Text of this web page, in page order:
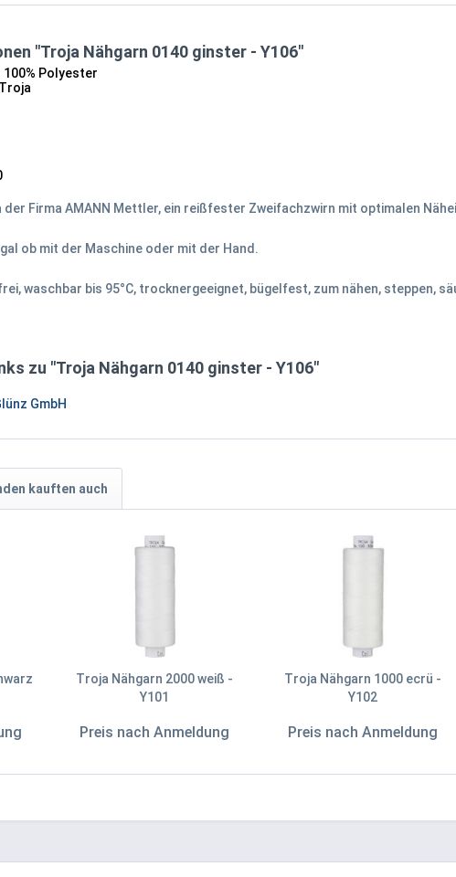
"Troja Nähgarn 0140 ginster - Y106"
Polyester
Firma AMANN Mettler, ein reißfester Zweifachzwirn mit optimalen
ob mit der Maschine oder mit der Hand.
waschbar bis 95°C, trocknergeeignet, bügelfest, zum nähen, steppen,
zu "Troja Nähgarn 0140 ginster - Y106"
GmbH
kauften auch
Troja Nähgarn 2000 weiß -
Y101
Preis nach Anmeldung
Troja Nähgarn 1000 ecrü -
Y102
Preis nach Anmeldung